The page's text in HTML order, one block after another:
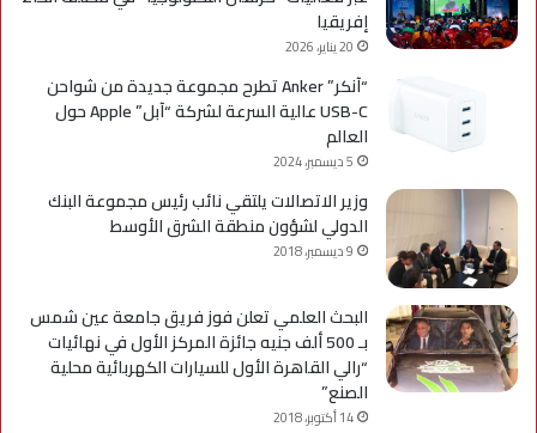
إفريقيا
20 يناير، 2026
“آنكر” Anker تطرح مجموعة جديدة من شواحن
USB-C عالية السرعة لشركة “آبل” Apple حول
العالم
5 ديسمبر، 2024
وزير الاتصالات يلتقي نائب رئيس مجموعة البنك
الدولي لشؤون منطقة الشرق الأوسط
9 ديسمبر، 2018
البحث العلمي تعلن فوز فريق جامعة عين شمس
بـ 500 ألف جنيه جائزة المركز الأول في نهائيات
“رالي القاهرة الأول للسيارات الكهربائية محلية
الصنع”
14 أكتوبر، 2018